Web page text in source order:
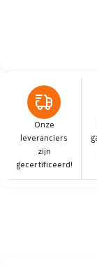
Onze
leveranciers
zijn
gecertificeerd!